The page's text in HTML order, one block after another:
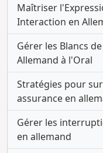
Maîtriser
Interaction en
Gérer les Blancs
Allemand à l'Oral
Stratégies pour
assurance en
Gérer les
en allemand